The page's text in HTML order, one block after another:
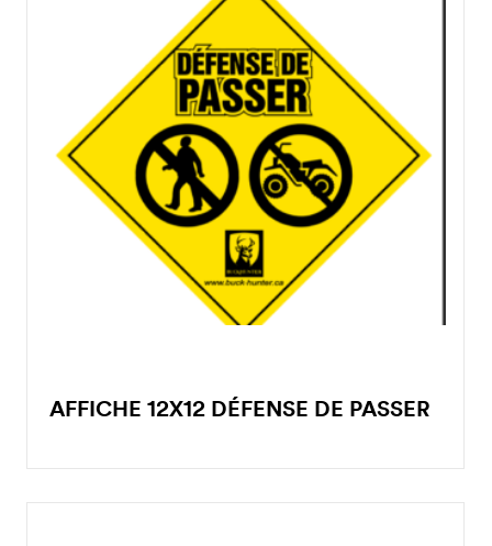
AFFICHE 12X12 DÉFENSE DE PASSER